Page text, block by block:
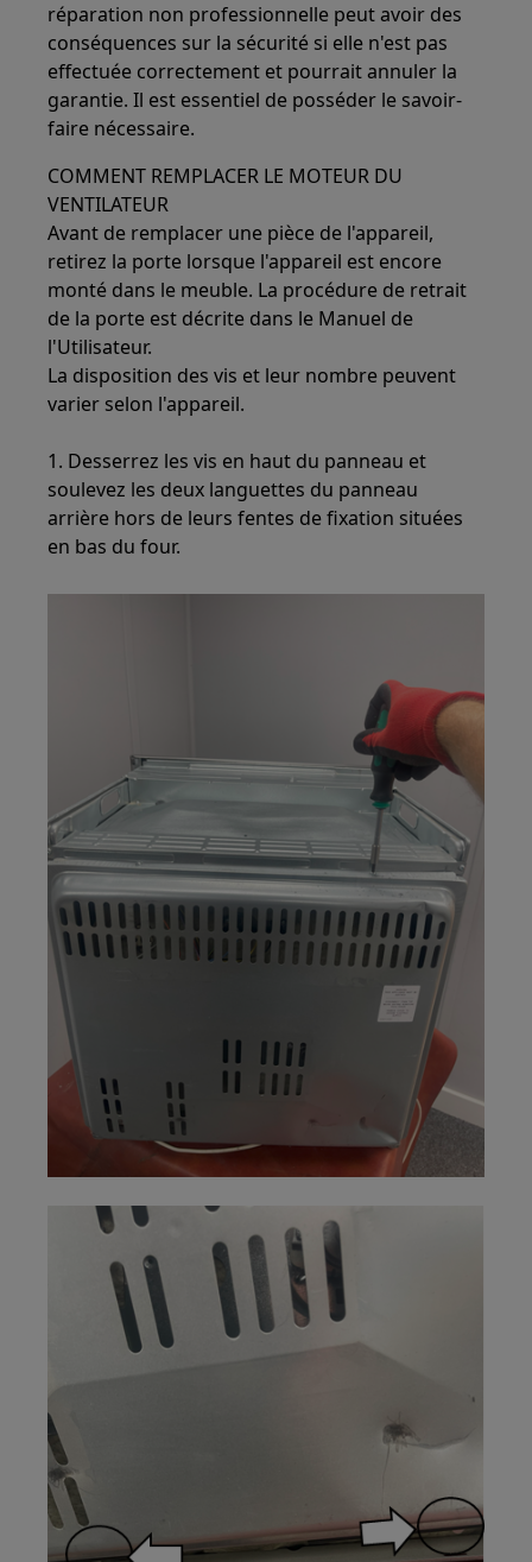
réparation non professionnelle peut avoir des
conséquences sur la sécurité si elle n'est pas
effectuée correctement et pourrait annuler la
garantie. Il est essentiel de posséder le savoir-
faire nécessaire.
COMMENT REMPLACER LE MOTEUR DU
VENTILATEUR
Avant de remplacer une pièce de l'appareil,
retirez la porte lorsque l'appareil est encore
monté dans le meuble. La procédure de retrait
de la porte est décrite dans le Manuel de
l'Utilisateur.
La disposition des vis et leur nombre peuvent
varier selon l'appareil.
1. Desserrez les vis en haut du panneau et
soulevez les deux languettes du panneau
arrière hors de leurs fentes de fixation situées
en bas du four.